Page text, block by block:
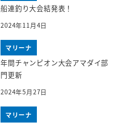
船連釣り大会結発表！
2024年11月4日
マリーナ
年間チャンピオン大会アマダイ部
門更新
2024年5月27日
マリーナ